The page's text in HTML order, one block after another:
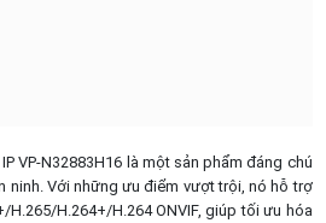
VP-N32883H16 là một sản phẩm đáng chú
ninh. Với những ưu điểm vượt trội, nó hỗ trợ
H.265/H.264+/H.264 ONVIF, giúp tối ưu hóa